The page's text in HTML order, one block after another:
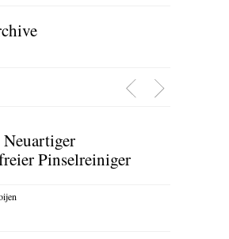
Pinselreiniger